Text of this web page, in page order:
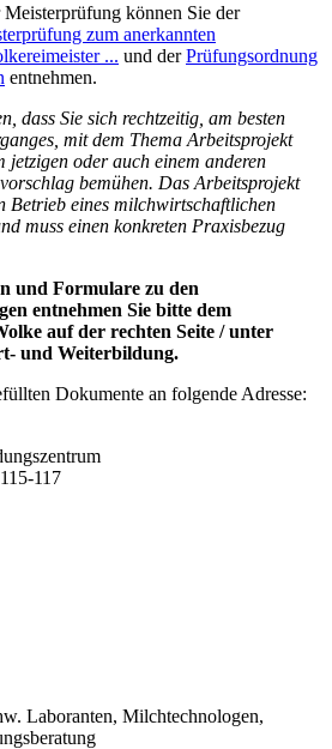
können Sie der
zum anerkannten
... und derPrüfungsordnung
entnehmen.
dass Sie sich rechtzeitig, am besten
mit dem Thema Arbeitsprojekt
jetzigen oder auch einem anderen
bemühen. Das Arbeitsprojekt
Betrieb eines milchwirtschaftlichen
muss einen konkreten Praxisbezug
und Formulare zu den
entnehmen Sie bitte dem
auf der rechten Seite / unter
und Weiterbildung.
Dokumente an folgende Adresse:
117
Laboranten, Milchtechnologen,